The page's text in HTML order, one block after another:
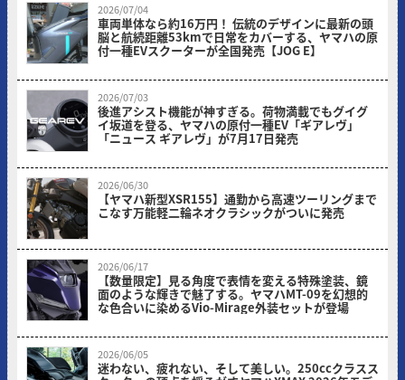
2026/07/04
車両単体なら約16万円！ 伝統のデザインに最新の頭
脳と航続距離53kmで日常をカバーする、ヤマハの原
付一種EVスクーターが全国発売【JOG E】
2026/07/03
後進アシスト機能が神すぎる。荷物満載でもグイグ
イ坂道を登る、ヤマハの原付一種EV「ギアレヴ」
「ニュース ギアレヴ」が7月17日発売
2026/06/30
【ヤマハ新型XSR155】通勤から高速ツーリングまで
こなす万能軽二輪ネオクラシックがついに発売
2026/06/17
【数量限定】見る角度で表情を変える特殊塗装、鏡
面のような輝きで魅了する。ヤマハMT-09を幻想的
な色合いに染めるVio-Mirage外装セットが登場
2026/06/05
迷わない、疲れない、そして美しい。250ccクラスス